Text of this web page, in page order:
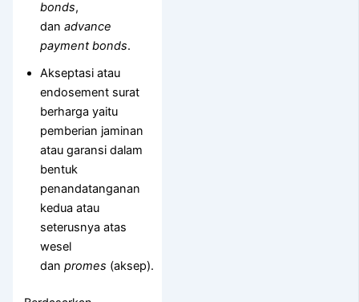
bonds,
danadvance
payment bonds.
Akseptasi atau
endosement surat
berharga yaitu
pemberian jaminan
atau garansi dalam
bentuk
penandatanganan
kedua atau
seterusnya atas
wesel
danpromes (aksep).